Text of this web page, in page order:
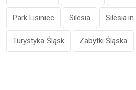
Park Lisiniec Silesia Silesia.in
Turystyka Śląsk Zabytki Śląska